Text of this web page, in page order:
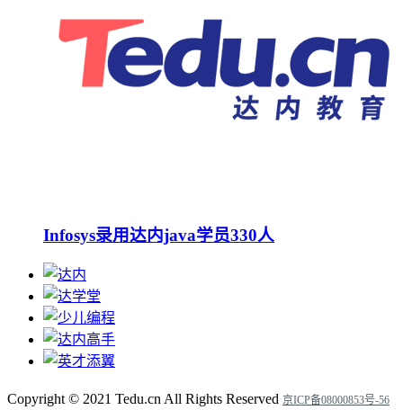
Infosys录用达内java学员330人
Copyright © 2021 Tedu.cn All Rights Reserved 京ICP备08000853号-56